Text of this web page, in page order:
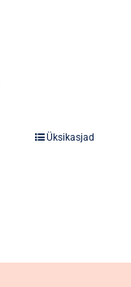
Üksikasjad